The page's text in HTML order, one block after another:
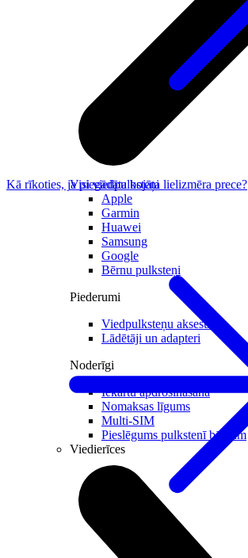
Visi viedpulksteņi
Apple
Garmin
Huawei
Samsung
Google
Bērnu pulksteņi
Piederumi
Viedpulksteņu aksesuāri
Lādētāji un adapteri
Noderīgi
Iekārtu apdrošināšana
Nomaksas līgums
Multi-SIM
Pieslēgums pulkstenī bērnam
Viedierīces
Kā rīkoties, ja piegādāta bojāta lielizmēra prece?